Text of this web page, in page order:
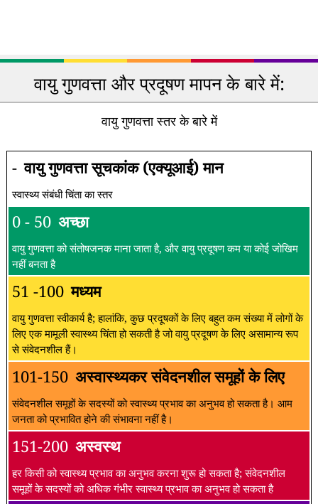
वायु गुणवत्ता और प्रदूषण मापन के बारे में:
वायु गुणवत्ता स्तर के बारे में
- वायु गुणवत्ता सूचकांक (एक्यूआई) मान
स्वास्थ्य संबंधी चिंता का स्तर
0 - 50 अच्छा
वायु गुणवत्ता को संतोषजनक माना जाता है, और वायु प्रदूषण कम या कोई जोखिम
नहीं बनता है
51 -100 मध्यम
वायु गुणवत्ता स्वीकार्य है; हालांकि, कुछ प्रदूषकों के लिए बहुत कम संख्या में लोगों के
लिए एक मामूली स्वास्थ्य चिंता हो सकती है जो वायु प्रदूषण के लिए असामान्य रूप
से संवेदनशील हैं।
101-150 अस्वास्थ्यकर संवेदनशील समूहों के लिए
संवेदनशील समूहों के सदस्यों को स्वास्थ्य प्रभाव का अनुभव हो सकता है। आम
जनता को प्रभावित होने की संभावना नहीं है।
151-200 अस्वस्थ
हर किसी को स्वास्थ्य प्रभाव का अनुभव करना शुरू हो सकता है; संवेदनशील
समूहों के सदस्यों को अधिक गंभीर स्वास्थ्य प्रभाव का अनुभव हो सकता है